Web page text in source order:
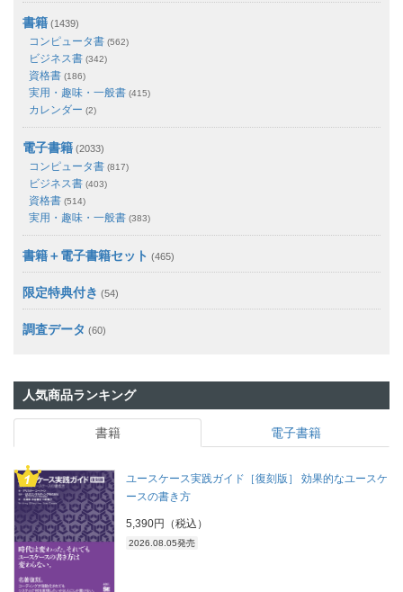
書籍 (1439)
コンピュータ書 (562)
ビジネス書 (342)
資格書 (186)
実用・趣味・一般書 (415)
カレンダー (2)
電子書籍 (2033)
コンピュータ書 (817)
ビジネス書 (403)
資格書 (514)
実用・趣味・一般書 (383)
書籍＋電子書籍セット (465)
限定特典付き (54)
調査データ (60)
人気商品ランキング
書籍 電子書籍
ユースケース実践ガイド［復刻版］ 効果的なユースケ
ースの書き方
5,390円（税込）
2026.08.05発売